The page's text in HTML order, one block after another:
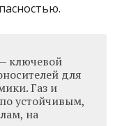
ключевой
для
Газ и
устойчивым,
на